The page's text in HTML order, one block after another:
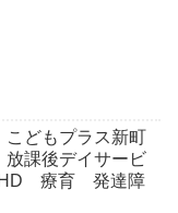
こどもプラス新町
課後デイサービ
療育 発達障